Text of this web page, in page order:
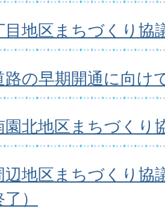
目地区まちづくり協
路の早期開通に向け
園北地区まちづくり
辺地区まちづくり協
）